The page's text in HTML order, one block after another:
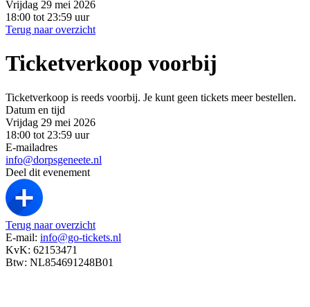
Vrijdag 29 mei 2026
18:00 tot 23:59 uur
Terug naar overzicht
Ticketverkoop voorbij
Ticketverkoop is reeds voorbij. Je kunt geen tickets meer bestellen.
Datum en tijd
Vrijdag 29 mei 2026
18:00 tot 23:59 uur
E-mailadres
info@dorpsgeneete.nl
Deel dit evenement
Terug naar overzicht
E-mail: info@go-tickets.nl
KvK: 62153471
Btw: NL854691248B01